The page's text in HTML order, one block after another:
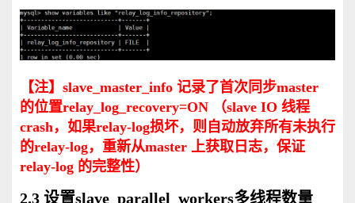
【注】slave_master_info 记录了首次同步master
的位置relay_log_recovery=ON （slave IO 线程
crash，如果relay‐log损坏，则自动放弃所有未执行
的relay‐log，重新从master 上获取日志，保证
relay‐log 的完整性）
2.3 设置slave_parallel_workers多线程数量